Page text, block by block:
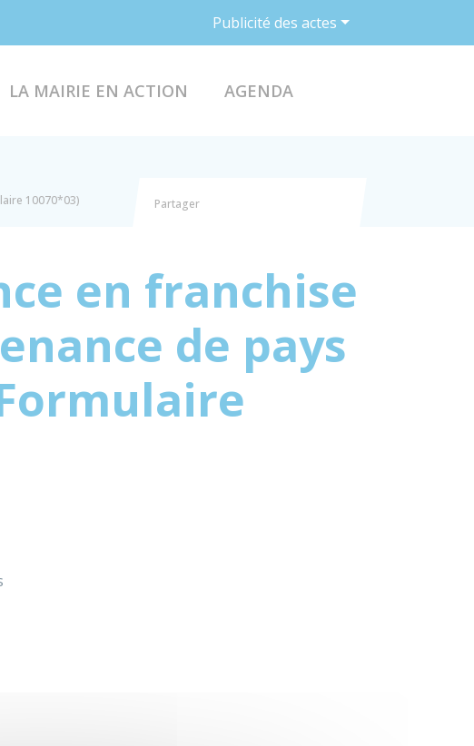
Publicité des actes
LA MAIRIE EN ACTION AGENDA
10070*03)
Partager
en franchise
de pays